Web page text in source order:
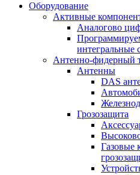
Оборудование
Активные
Аналогово
интегральные
Антенно-фидерный
Антенны
DAS
Грозозащита
Газовые